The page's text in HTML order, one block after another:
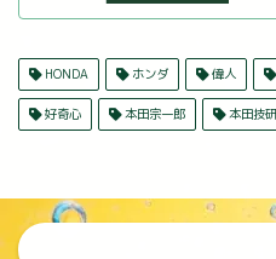
HONDA ホンダ 偉人
好奇心 本田宗一郎 本田技